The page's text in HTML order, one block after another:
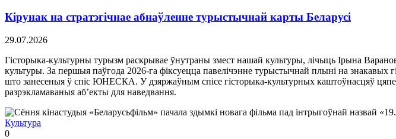
Кірунак на стратэгічнае абнаўленне турыстычнай карты Беларусі
29.07.2026
Гісторыка-культурны турызм раскрывае ўнутраны змест нашай культуры, лічыць Ірына
культуры. За першыя паўгода 2026-га фіксуецца павелічэнне турыстычнай плыні на
што занесеныя ў спіс ЮНЕСКА. У дзяржаўным спісе гісторыка-культурных каштоўнасцяў
разрэкламаваныя аб’екты для наведвання.
Культура
0